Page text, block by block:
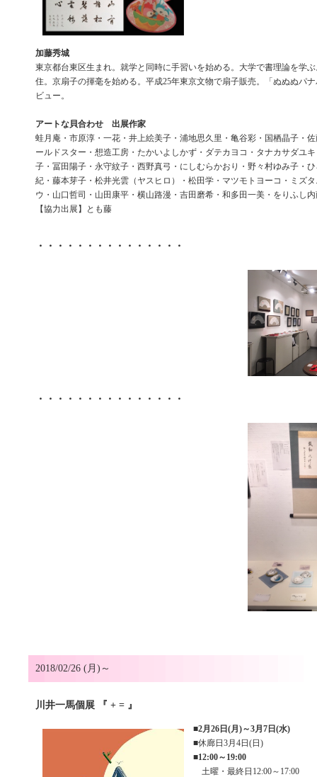
加藤秀城
東京都台東区生まれ。就学と同時に手習いを始める。大学で書理論を学
住。京扇子の揮毫を始める。平成25年東京文物で扇子販売。「ぬぬぬパ
ビュー。
アートな貝合わせ 出展作家
蛙月庵・市原淳・一花・井上絵美子・浦地思久里・亀谷彩・国栖晶子・
ールドスター・想造工房・たかいよしかず・ダテカヨコ・タナカサダユ
子・冨田陽子・永守紋子・西野真弓・にしむらかおり・野々村ゆみ子・
紀・藤本芽子・松井光雲（ヤスヒロ）・松田学・マツモトヨーコ・ミズ
ウ・山口哲司・山田康平・横山路漫・吉田磨希・和多田一美・をりふし
【協力出展】とも藤
・・・・・・・・・・・・・・・
・・・・・・・・・・・・・・・
2018/02/26 (月)～
川井一馬個展 『 + = 』
■2月26日(月)～3月7日(水)
■休廊日3月4日(日)
■12:00～19:00
土曜・最終日12:00～17:00